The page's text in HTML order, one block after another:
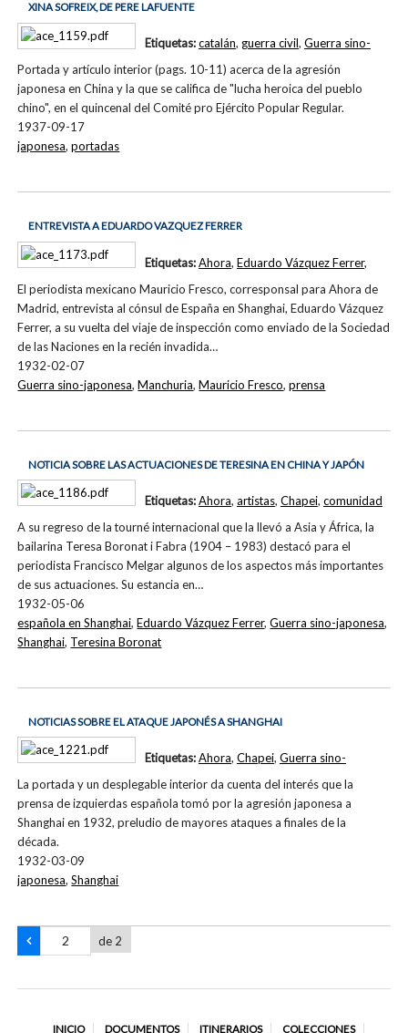
XINA SOFREIX, DE PERE LAFUENTE
Portada y artículo interior (pags. 10-11) acerca de la agresión
japonesa en China y la que se califica de "lucha heroica del pueblo
chino", en el quincenal del Comité pro Ejército Popular Regular.
1937-09-17
Etiquetas:catalán, guerra civil, Guerra sino-
japonesa,portadas
ENTREVISTA A EDUARDO VAZQUEZ FERRER
El periodista mexicano Mauricio Fresco, corresponsal para Ahora de
Madrid, entrevista al cónsul de España en Shanghai, Eduardo Vázquez
Ferrer, a su vuelta del viaje de inspección como enviado de la Sociedad
de las Naciones en la recién invadida…
1932-02-07
Etiquetas:Ahora, Eduardo Vázquez Ferrer,
Guerra sino-japonesa,Manchuria,Mauricio Fresco,prensa
NOTICIA SOBRE LAS ACTUACIONES DE TERESINA EN CHINA Y JAPÓN
A su regreso de la tourné internacional que la llevó a Asia y África, la
bailarina Teresa Boronat i Fabra (1904 – 1983) destacó para el
periodista Francisco Melgar algunos de los aspectos más importantes
de sus actuaciones. Su estancia en…
1932-05-06
Etiquetas:Ahora, artistas, Chapei, comunidad
española en Shanghai,Eduardo Vázquez Ferrer,Guerra sino-japonesa,
Shanghai, Teresina Boronat
NOTICIAS SOBRE EL ATAQUE JAPONÉS A SHANGHAI
La portada y un desplegable interior da cuenta del interés que la
prensa de izquierdas española tomó por la agresión japonesa a
Shanghai en 1932, preludio de mayores ataques a finales de la
década.
1932-03-09
Etiquetas:Ahora, Chapei, Guerra sino-
japonesa,Shanghai
de 2
INICIO DOCUMENTOS ITINERARIOS COLECCIONES